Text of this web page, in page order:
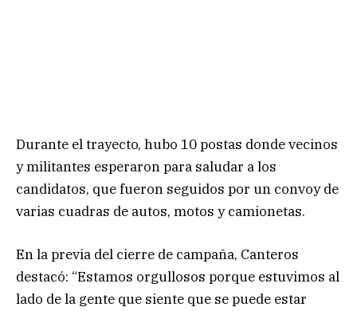
Durante el trayecto, hubo 10 postas donde vecinos
y militantes esperaron para saludar a los
candidatos, que fueron seguidos por un convoy de
varias cuadras de autos, motos y camionetas.
En la previa del cierre de campaña, Canteros
destacó: “Estamos orgullosos porque estuvimos al
lado de la gente que siente que se puede estar